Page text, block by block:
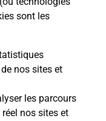
sont les
nos sites et
les parcours
nos sites et
à 10h00